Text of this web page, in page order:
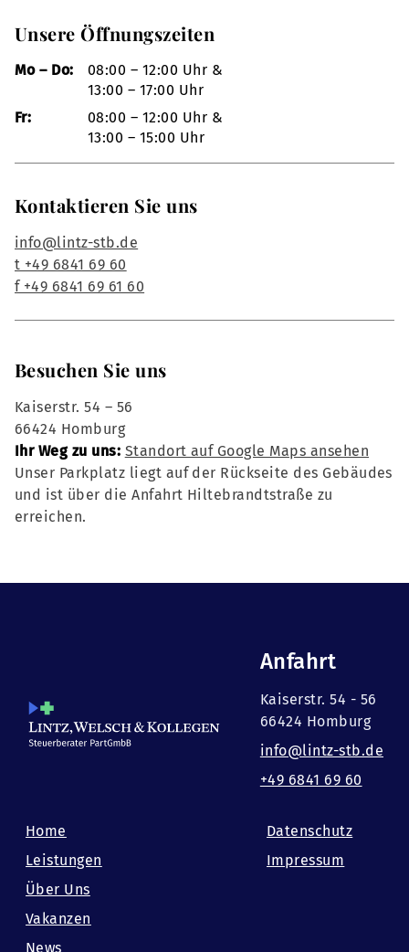
Unsere Öffnungszeiten
Mo – Do:
08:00 – 12:00 Uhr &
13:00 – 17:00 Uhr
Fr:
08:00 – 12:00 Uhr &
13:00 – 15:00 Uhr
Kontaktieren Sie uns
info@lintz-stb.de
t +49 6841 69 60
f +49 6841 69 61 60
Besuchen Sie uns
Kaiserstr. 54 – 56
66424 Homburg
Ihr Weg zu uns: Standort auf Google Maps ansehen
Unser Parkplatz liegt auf der Rückseite des Gebäudes
und ist über die Anfahrt Hiltebrandtstraße zu
erreichen.
Anfahrt
Kaiserstr. 54 - 56
66424 Homburg
info@lintz-stb.de
+49 6841 69 60
Home
Leistungen
Über Uns
Vakanzen
News
Datenschutz
Impressum